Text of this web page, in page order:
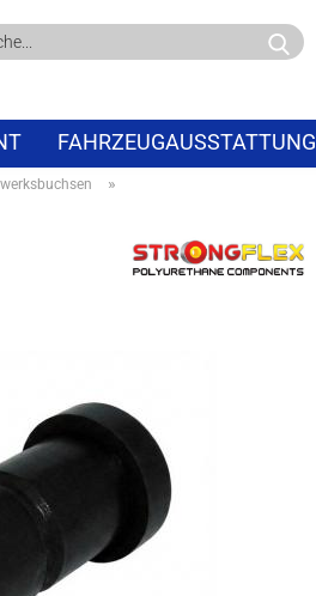
FAHRZEUGAUSSTATTUNG
»